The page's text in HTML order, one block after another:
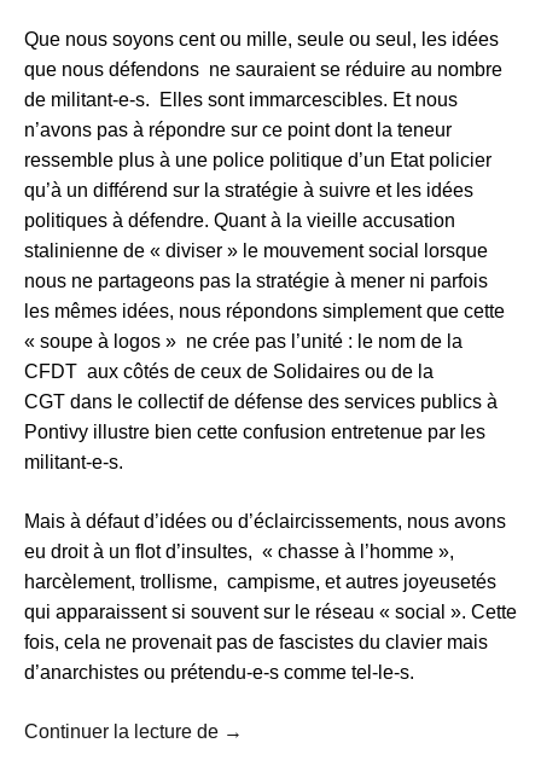
Que nous soyons cent ou mille, seule ou seul, les idées
que nous défendons ne sauraient se réduire au nombre
de militant-e-s. Elles sont immarcescibles. Et nous
n’avons pas à répondre sur ce point dont la teneur
ressemble plus à une police politique d’un Etat policier
qu’à un différend sur la stratégie à suivre et les idées
politiques à défendre. Quant à la vieille accusation
stalinienne de « diviser » le mouvement social lorsque
nous ne partageons pas la stratégie à mener ni parfois
les mêmes idées, nous répondons simplement que cette
« soupe à logos » ne crée pas l’unité : le nom de la
CFDT aux côtés de ceux de Solidaires ou de la
CGT dans le collectif de défense des services publics à
Pontivy illustre bien cette confusion entretenue par les
militant-e-s.
Mais à défaut d’idées ou d’éclaircissements, nous avons
eu droit à un flot d’insultes, « chasse à l’homme »,
harcèlement, trollisme, campisme, et autres joyeusetés
qui apparaissent si souvent sur le réseau « social ». Cette
fois, cela ne provenait pas de fascistes du clavier mais
d’anarchistes ou prétendu-e-s comme tel-le-s.
Continuer la lecture de AL Lorient : la stratégie du coucou
→